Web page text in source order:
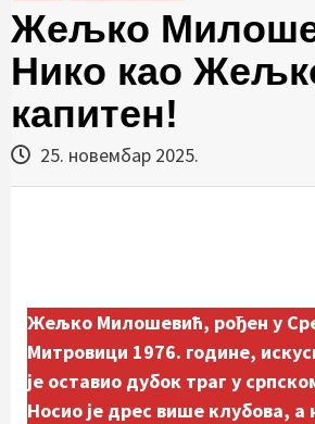
Жељко
Нико као
капитен!
25. новембар 2025.
Жељко Милошевић, рођен у
Митровици 1976. године,
је оставио дубок траг у
Носио је дрес више клубова, а